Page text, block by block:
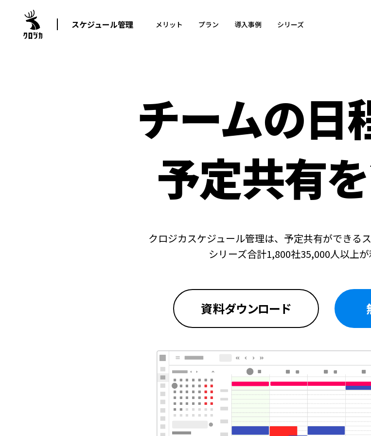
スケジュール管理 メリット プラン 導入事例 シリーズ
チームの日
予定共有
クロジカスケジュール管理は、 予定共有ができる
シリーズ合計1,800社35,000人以上が
資料ダウンロード